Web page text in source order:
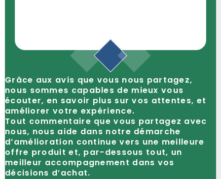
Grâce aux avis que vous nous partagez,
nous sommes capables de mieux vous
écouter, en savoir plus sur vos attentes, et
améliorer votre expérience.
Tout commentaire que vous partagez avec
nous, nous aide dans notre démarche
d’amélioration continue vers une meilleure
offre produit et, par-dessous tout, un
meilleur accompagnement dans vos
décisions d’achat.